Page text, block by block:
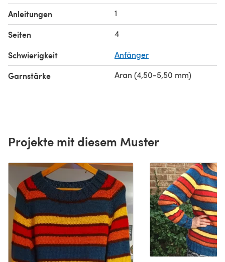
Anleitungen 1
Seiten 4
Schwierigkeit Anfänger
Garnstärke Aran (4,50-5,50 mm)
Projekte mit diesem Muster